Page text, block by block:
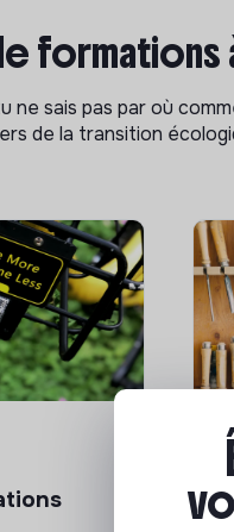
formations
sais pas par où
de la transition